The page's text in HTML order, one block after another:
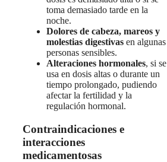
toma demasiado tarde en la
noche.
Dolores de cabeza, mareos y
molestias digestivas en algunas
personas sensibles.
Alteraciones hormonales, si se
usa en dosis altas o durante un
tiempo prolongado, pudiendo
afectar la fertilidad y la
regulación hormonal.
Contraindicaciones e
interacciones
medicamentosas